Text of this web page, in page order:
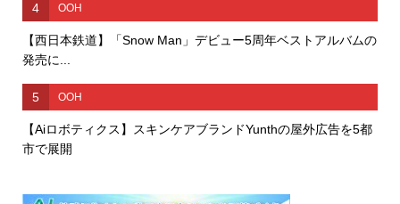
4 OOH
【西日本鉄道】「Snow Man」デビュー5周年ベストアルバムの
発売に...
5 OOH
【Aiロボティクス】スキンケアブランドYunthの屋外広告を5都
市で展開